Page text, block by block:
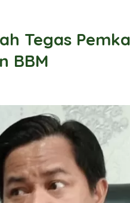
Tegas
BBM